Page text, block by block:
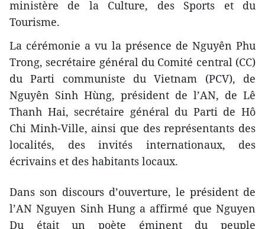
ministère de la Culture, des Sports et du
Tourisme.
La cérémonie a vu la présence de Nguyên Phu
Trong, secrétaire général du Comité central (CC)
du Parti communiste du Vietnam (PCV), de
Nguyên Sinh Hùng, président de l’AN, de Lê
Thanh Hai, secrétaire général du Parti de Hô
Chi Minh-Ville, ainsi que des représentants des
localités, des invités internationaux, des
écrivains et des habitants locaux.
Dans son discours d’ouverture, le président de
l’AN Nguyen Sinh Hung a affirmé que Nguyen
Du était un poète émine​nt du peuple